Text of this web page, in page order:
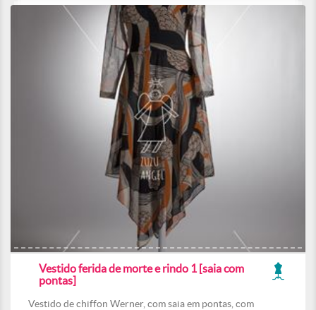
Vestido ferida de morte e rindo 1 [saia com
pontas]
Vestido de chiffon Werner, com saia em pontas, com